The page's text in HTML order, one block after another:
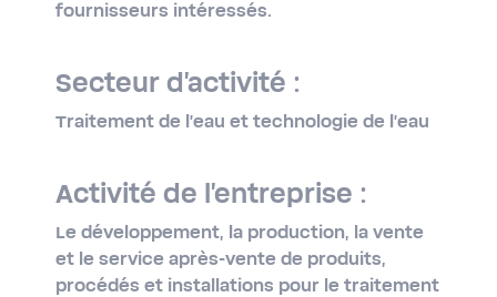
fournisseurs intéressés.
Secteur d'activité :
Traitement de l'eau et technologie de l'eau
Activité de l'entreprise :
Le développement, la production, la vente
et le service après-​vente de produits,
procédés et installations pour le traitement